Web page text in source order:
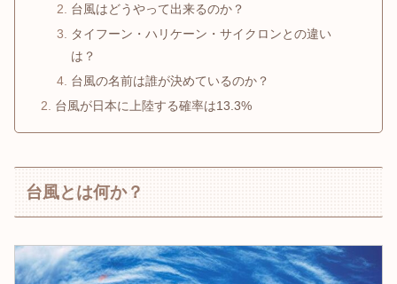
台風はどうやって出来るのか？
タイフーン・ハリケーン・サイクロンとの違い
は？
台風の名前は誰が決めているのか？
台風が日本に上陸する確率は13.3%
台風とは何か？